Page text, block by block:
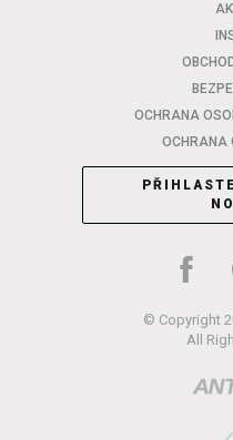
OCHRANA
OCHRANA
© Copyright
All